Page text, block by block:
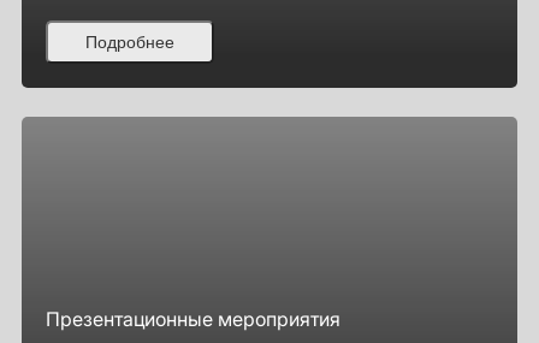
Подробнее
Презентационные мероприятия